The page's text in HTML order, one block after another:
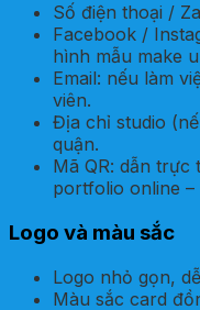
Số điện thoại /
Facebook /
hình mẫu make
Email: nếu làm
viên.
Địa chỉ studio
quận.
Mã QR: dẫn trực
portfolio online –
Logo và màu sắc
Logo nhỏ gọn,
Màu sắc card